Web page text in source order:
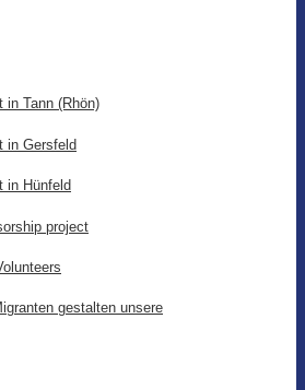
in Tann (Rhön)
in Gersfeld
in Hünfeld
project
gestalten unsere